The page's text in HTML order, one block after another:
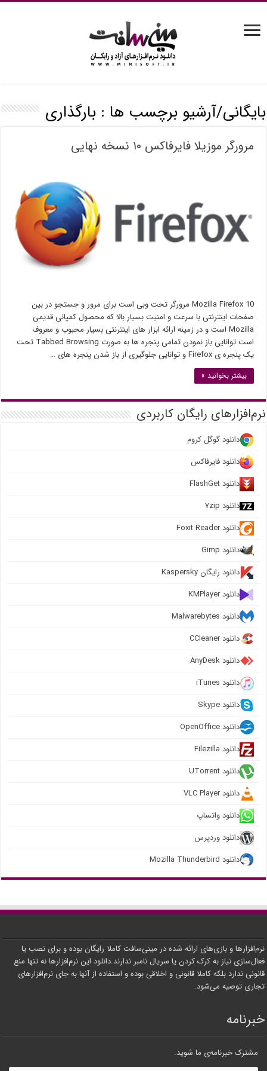
بایگانی/آرشیو برچسب ها :بارگذاری
مرورگر موزیلا فایرفاکس ۱۰ نسخه نهایی
Mozilla Firefox 10 مرورگر تحت وبی است برای مرور و جستجو در بین
صفحات اینترنتی با سرعت و امنیت بسیار بالا که محصول کمپانی قدیمی
Mozilla است و در زمینه ارائه ابزار های اینترنتی بسیار محبوب و معروف
است.توانایی باز نمودن تمامی پنجره ها به صورت Tabbed Browsing تحت
یک پنجره ی Firefox و توانایی جلوگیری از باز شدن پنجره های …
بیشتر بخوانید »
نرم‌افزارهای رایگان کاربردی
دانلود گوگل کروم
دانلود فایرفاکس
دانلود FlashGet
دانلود ۷zip
دانلود Foxit Reader
دانلود Gimp
دانلود رایگان Kaspersky
دانلود KMPlayer
دانلود Malwarebytes
دانلود CCleaner
دانلود AnyDesk
دانلود iTunes
دانلود Skype
دانلود OpenOffice
دانلود Filezilla
دانلود UTorrent
دانلود VLC Player
دانلود واتساپ
دانلود وردپرس
دانلود Mozilla Thunderbird
نرم‌افزارها و بازی‌های ارائه شده در مینی‌سافت کاملا رایگان بوده و برای نصب یا
فعال‌سازی نیاز به کرک کردن یا سریال نامبر ندارند.دانلود این نرم‌افزارها نه تنها منع
قانونی ندارد بلکه کاملا قانونی و اخلاقی بوده و استفاده از آنها به جای نرم‌افزارهای
تجاری توصیه می‌شود.
خبرنامه
مشترک خبرنامه‌ی ما شوید.